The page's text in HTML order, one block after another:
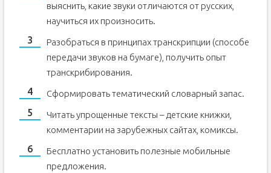
выяснить, какие звуки отличаются от русских,
научиться их произносить.
Разобраться в принципах транскрипции (способе
передачи звуков на бумаге), получить опыт
транскрибирования.
Сформировать тематический словарный запас.
Читать упрощенные тексты – детские книжки,
комментарии на зарубежных сайтах, комиксы.
Бесплатно установить полезные мобильные
предложения.